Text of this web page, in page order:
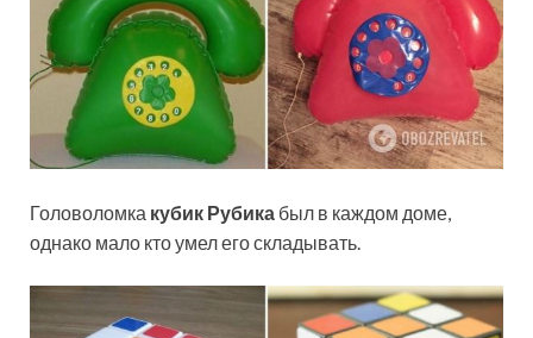
Головоломка кубик Рубика был в каждом доме,
однако мало кто умел его складывать.